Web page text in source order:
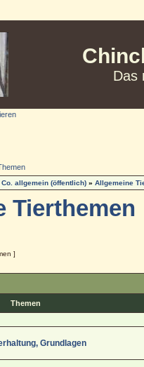
Das
allgemein (öffentlich) »Allgemeine
Tierthemen
]
Themen
Grundlagen